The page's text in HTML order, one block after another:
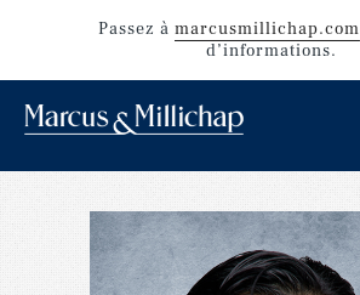
Passez à marcusmillichap.com
d’informations.